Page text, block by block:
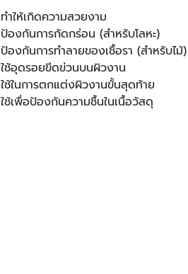
ทำให้เกิดความสวยงาม
ป้องกันการกัดกร่อน (สำหรับโลหะ)
ป้องกันการทำลายของเชื้อรา (สำหรับไม้)
ใช้อุดรอยขีดข่วนบนผิวงาน
ใช้ในการตกแต่งผิวงานขั้นสุดท้าย
ใช้เพื่อป้องกันความชื้นในเนื้อวัสดุ